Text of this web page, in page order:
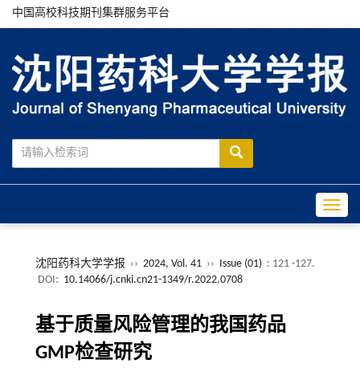
中国高校科技期刊集群服务平台
沈阳药科大学学报 ›› 2024, Vol. 41 ›› Issue (01) : 121 -127.
DOI: 10.14066/j.cnki.cn21-1349/r.2022.0708
基于质量风险管理的我国药品
GMP检查研究